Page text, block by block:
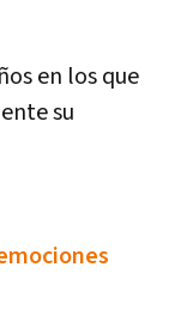
en los que
su